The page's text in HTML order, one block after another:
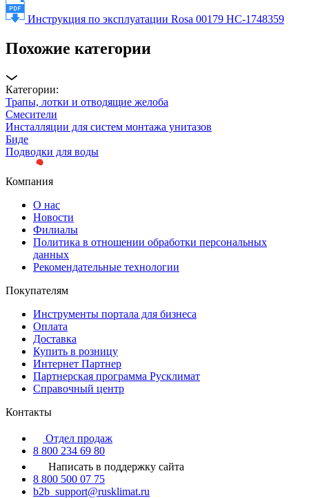
Инструкция по эксплуатации Rosa 00179 НС-1748359
Похожие категории
Категории:
Трапы, лотки и отводящие желоба
Смесители
Инсталляции для систем монтажа унитазов
Биде
Подводки для воды
Компания
О нас
Новости
Филиалы
Политика в отношении обработки персональных
данных
Рекомендательные технологии
Покупателям
Инструменты портала для бизнеса
Оплата
Доставка
Купить в розницу
Интернет Партнер
Партнерская программа Русклимат
Справочный центр
Контакты
Отдел продаж
8 800 234 69 80
Написать в поддержку сайта
8 800 500 07 75
b2b_support@rusklimat.ru